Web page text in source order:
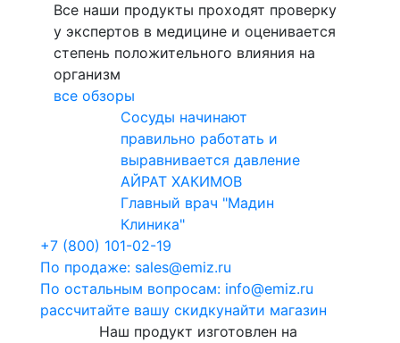
Все наши продукты проходят проверку
у экспертов в медицине и оценивается
степень положительного влияния на
организм
все обзоры
Cосуды начинают
правильно работать и
выравнивается давление
АЙРАТ ХАКИМОВ
Главный врач "Мадин
Клиника"
+7 (800) 101-02-19
По продаже: sales@emiz.ru
По остальным вопросам: info@emiz.ru
рассчитайте вашу скидкунайти магазин
Наш продукт изготовлен на